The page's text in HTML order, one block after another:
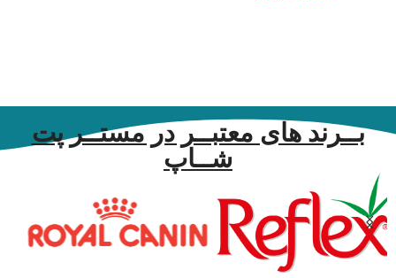
بــرند های معتبــر در مستــر پت
شــاپ